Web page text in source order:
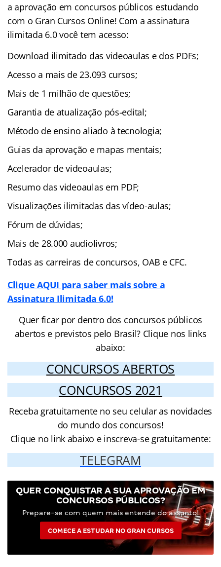
a aprovação em concursos públicos estudando
com o Gran Cursos Online! Com a assinatura
ilimitada 6.0 você tem acesso:
Download ilimitado das videoaulas e dos PDFs;
Acesso a mais de 23.093 cursos;
Mais de 1 milhão de questões;
Garantia de atualização pós-edital;
Método de ensino aliado à tecnologia;
Guias da aprovação e mapas mentais;
Acelerador de videoaulas;
Resumo das videoaulas em PDF;
Visualizações ilimitadas das vídeo-aulas;
Fórum de dúvidas;
Mais de 28.000 audiolivros;
Todas as carreiras de concursos, OAB e CFC.
Clique AQUI para saber mais sobre a
Assinatura Ilimitada 6.0!
Quer ficar por dentro dos concursos públicos
abertos e previstos pelo Brasil? Clique nos links
abaixo:
CONCURSOS ABERTOS
CONCURSOS 2021
Receba gratuitamente no seu celular as novidades
do mundo dos concursos!
Clique no link abaixo e inscreva-se gratuitamente:
TELEGRAM
QUER CONQUISTAR A SUA APROVAÇÃO EM
CONCURSOS PÚBLICOS?
Prepare-se com quem mais entende do assunto!
COMECE A ESTUDAR NO GRAN CURSOS